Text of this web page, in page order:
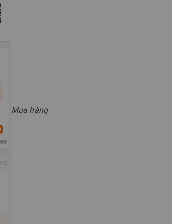
Mua hàng